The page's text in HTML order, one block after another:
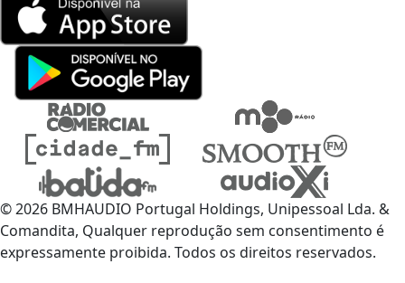
© 2026 BMHAUDIO Portugal Holdings, Unipessoal Lda. &
Comandita, Qualquer reprodução sem consentimento é
expressamente proibida. Todos os direitos reservados.